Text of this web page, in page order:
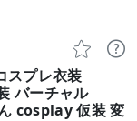
 
スプレ衣装
バーチャル
cosplay 仮装 変